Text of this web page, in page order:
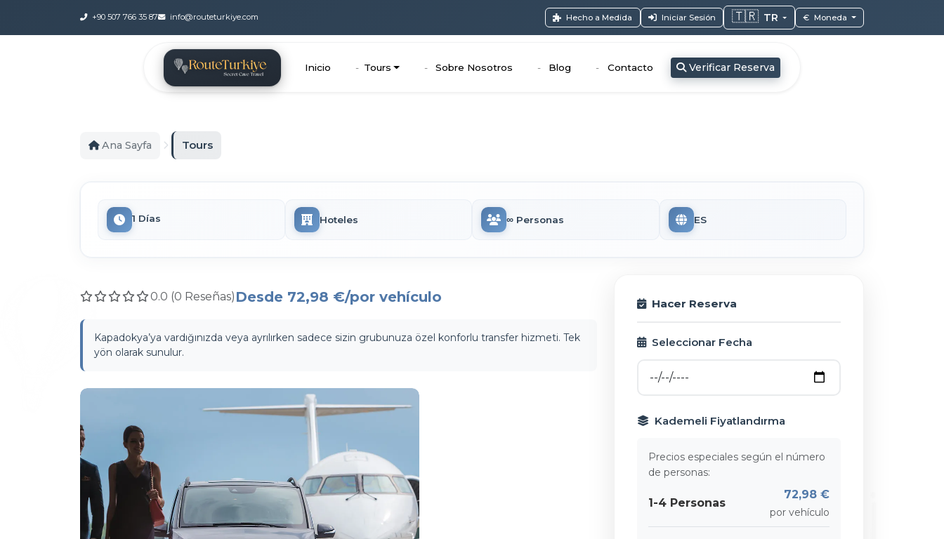
+90 507 766 35 87 info@routeturkiye.com Hecho a Medida Iniciar Sesión 🇹🇷 TR € Moneda
Inicio Tours Sobre Nosotros Blog Contacto Verificar Reserva
Ana Sayfa Tours
1 Días Hoteles ∞ Personas ES
0.0 (0 Reseñas) Desde 72,98 €/por vehículo
Kapadokya’ya vardığınızda veya ayrılırken sadece sizin grubunuza özel konforlu transfer hizmeti. Tek
yön olarak sunulur.
Hacer Reserva
Seleccionar Fecha
Kademeli Fiyatlandırma
Precios especiales según el número
de personas:
1-4 Personas
72,98 €
por vehículo